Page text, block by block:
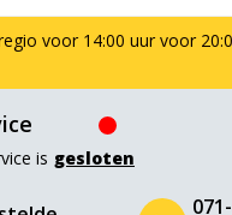
voor 14:00 uur voor
is gesloten